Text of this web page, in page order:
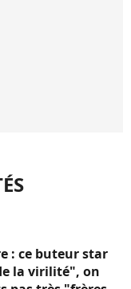
: ce buteur star
la virilité", on